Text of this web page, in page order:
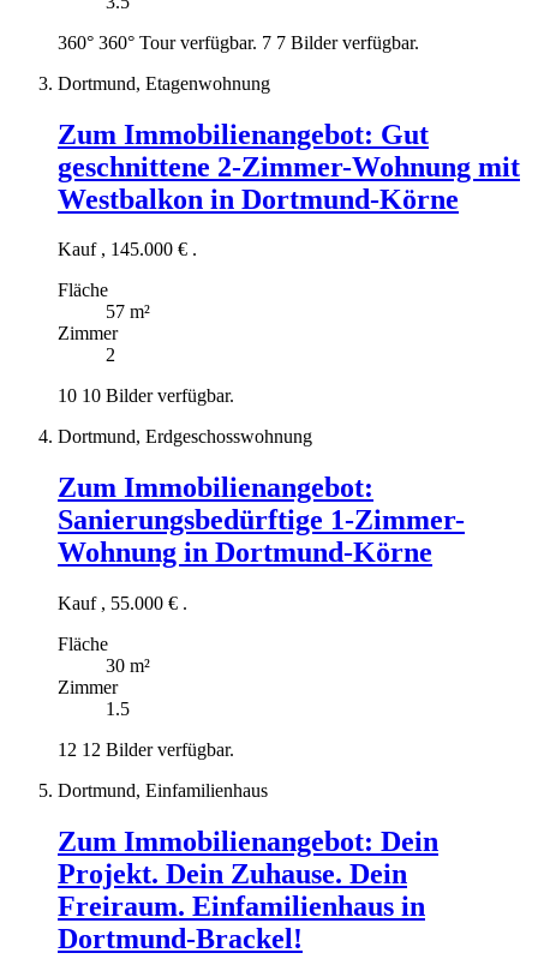
360° 360° Tour verfügbar. 7 7 Bilder verfügbar.
Dortmund, Etagenwohnung
Zum Immobilienangebot: Gut
geschnittene 2-Zimmer-Wohnung mit
Westbalkon in Dortmund-Körne
Kauf , 145.000 € .
Fläche
57 m²
Zimmer
2
10 10 Bilder verfügbar.
Dortmund, Erdgeschosswohnung
Zum Immobilienangebot:
Sanierungsbedürftige 1-Zimmer-
Wohnung in Dortmund-Körne
Kauf , 55.000 € .
Fläche
30 m²
Zimmer
1.5
12 12 Bilder verfügbar.
Dortmund, Einfamilienhaus
Zum Immobilienangebot: Dein
Projekt. Dein Zuhause. Dein
Freiraum. Einfamilienhaus in
Dortmund-Brackel!